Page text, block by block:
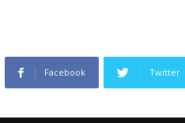
Facebook Twitter